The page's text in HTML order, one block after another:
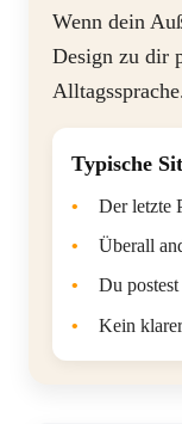
Wenn dein
Design zu dir
Typische
•
Der letzte
•
Überall
•
Du
•
Kein